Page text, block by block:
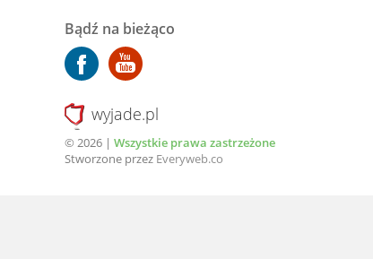
Bądź na bieżąco
wyjade.pl
© 2026 | Wszystkie prawa zastrzeżone
Stworzone przez Everyweb.co